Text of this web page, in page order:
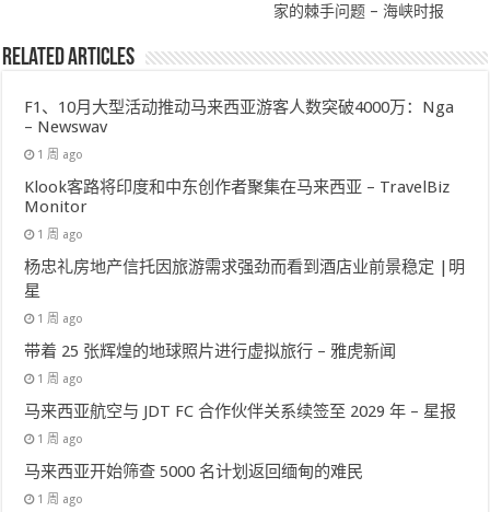
家的棘手问题 – 海峡时报
Related Articles
F1、10月大型活动推动马来西亚游客人数突破4000万：Nga
– Newswav
1 周 ago
Klook客路将印度和中东创作者聚集在马来西亚 – TravelBiz
Monitor
1 周 ago
杨忠礼房地产信托因旅游需求强劲而看到酒店业前景稳定 |明
星
1 周 ago
带着 25 张辉煌的地球照片进行虚拟旅行 – 雅虎新闻
1 周 ago
马来西亚航空与 JDT FC 合作伙伴关系续签至 2029 年 – 星报
1 周 ago
马来西亚开始筛查 5000 名计划返回缅甸的难民
1 周 ago